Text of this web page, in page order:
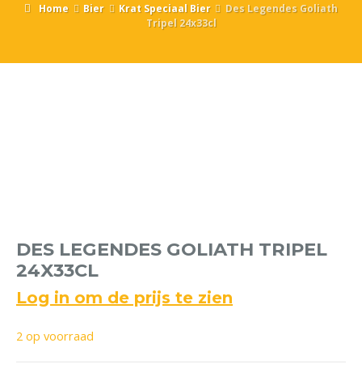
Home Bier Krat Speciaal Bier
Des Legendes Goliath
Tripel 24x33cl
DES LEGENDES GOLIATH TRIPEL
24X33CL
Log in om de prijs te zien
2 op voorraad